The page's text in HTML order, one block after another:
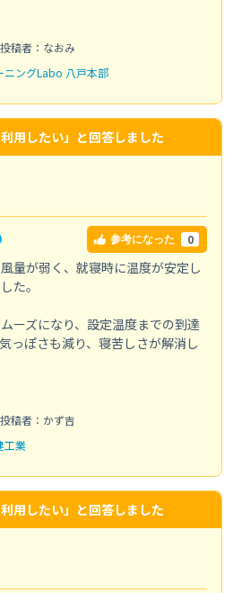
投稿者：なおみ
ニングLabo 八戸本部
用したい」と回答しました
参考になった 0
量が弱く、就寝時に温度が安定し
た。
ーズになり、設定温度までの到達
っぽさも減り、寝苦しさが解消し
投稿者：かず吉
工業
用したい」と回答しました